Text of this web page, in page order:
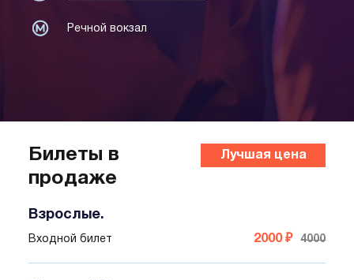
Речной вокзал
Билеты в
продаже
Лучшая цена
Взрослые.
Входной билет 4000
2000 ₽